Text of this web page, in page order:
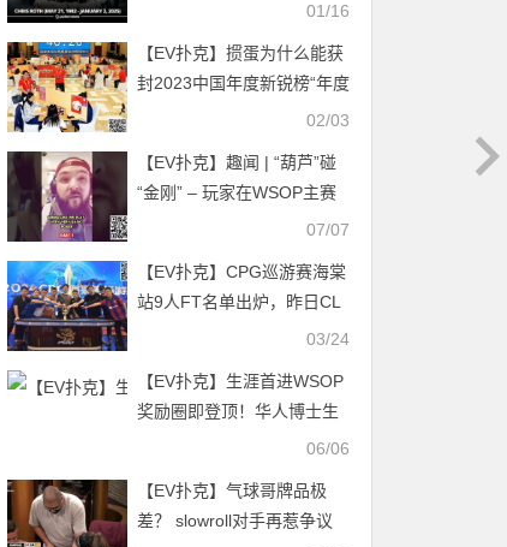
01/16
【EV扑克】掼蛋为什么能获
封2023中国年度新锐榜“年度
02/03
【EV扑克】趣闻 | “葫芦”碰
“金刚” – 玩家在WSOP主赛
07/07
【EV扑克】CPG巡游赛海棠
站9人FT名单出炉，昨日CL
成今日泡沫，徐尔顿破千万
03/24
【EV扑克】生涯首进WSOP
奖励圈即登顶！华人博士生
Honghao Zhang斩获$1500
06/06
【EV扑克】气球哥牌品极
差？ slowroll对手再惹争议